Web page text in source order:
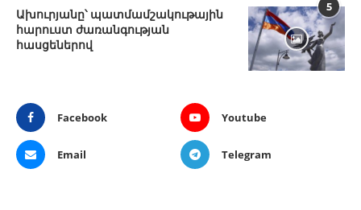
5
Ախուրյանը՝ պատմամշակութային
հարուստ ժառանգության
հասցեներով
Facebook Youtube
Email Telegram